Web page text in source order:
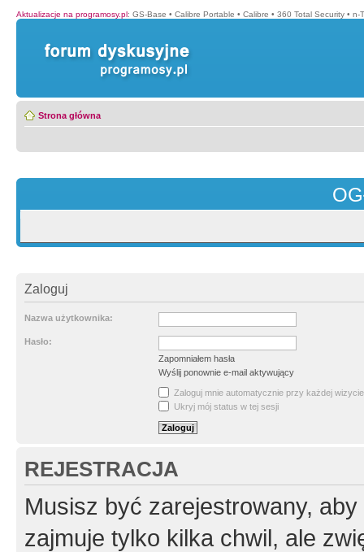
Aktualizacje na programosy.pl: GS-Base • Calibre Portable • Calibre • 360 Total Security • n-
Strona główna
Zaloguj
Nazwa użytkownika:
Hasło:
Zapomniałem hasła
Wyślij ponownie e-mail aktywujący
Zaloguj mnie automatycznie przy każdej wizycie
Ukryj mój status w tej sesji
REJESTRACJA
Musisz być zarejestrowany,
zajmuje tylko kilka chwil, ale